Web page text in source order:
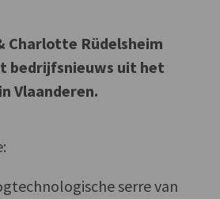
Charlotte Rüdelsheim
bedrijfsnieuws uit het
Vlaanderen.
serre van